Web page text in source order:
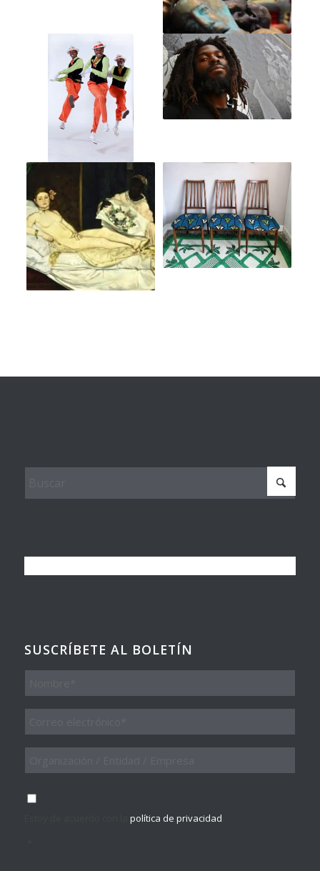
SUSCRÍBETE AL BOLETÍN
Nombre
Entidad
Empresa
Consentimiento
política de privacidad